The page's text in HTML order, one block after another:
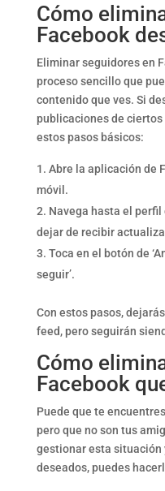
Cómo
Facebook
Eliminar seguidores en
proceso sencillo que
contenido que ves. Si
publicaciones de
estos pasos básicos:
Abre la aplicación de
móvil.
Navega hasta el perfil
dejar de recibir
Toca en el botón de
seguir’.
Con estos pasos,
feed, pero seguirán
Cómo
Facebook
Puede que te
pero que no son tus
gestionar esta situación
deseados, puedes